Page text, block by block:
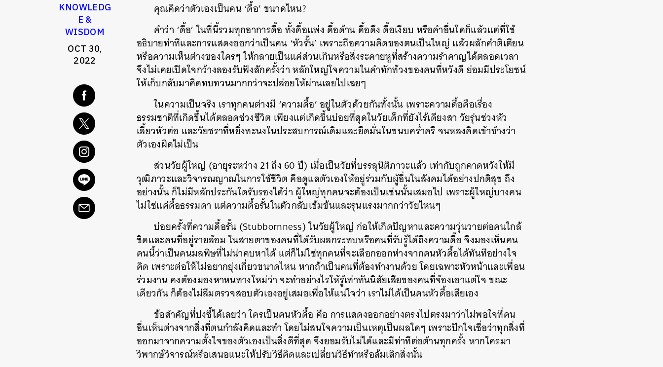
KNOWLEDG
E &
WISDOM
OCT 30,
2022
คุณคิดว่าตัวเองเป็นคน ‘ดื้อ’ ขนาดไหน?
คำว่า ‘ดื้อ’ ในที่นี้รวมทุกอาการดื้อ ทั้งดื้อแพ่ง ดื้อด้าน ดื้อดึง ดื้อเงียบ หรือคำอื่นใดก็แล้วแต่ที่ใช้
อธิบายท่าทีและการแสดงออกว่าเป็นคน ‘หัวรั้น’ เพราะถือความคิดของตนเป็นใหญ่ แล้วผลักคำติเตียน
หรือความเห็นต่างของใครๆ ให้กลายเป็นแค่ส่วนเกินหรือสิ่งระคายหูที่สร้างความรำคาญได้ตลอดเวลา
จึงไม่เคยเปิดใจกว้างลองรับฟังสักครั้งว่า หลักใหญ่ใจความในคำทักท้วงของคนที่หวังดี ย่อมมีประโยชน์
ให้เก็บกลับมาคิดทบทวนมากกว่าจะปล่อยให้ผ่านเลยไปเฉยๆ
ในความเป็นจริง เราทุกคนต่างมี ‘ความดื้อ’ อยู่ในตัวด้วยกันทั้งนั้น เพราะความดื้อคือเรื่อง
ธรรมชาติที่เกิดขึ้นได้ตลอดช่วงชีวิต เพียงแต่เกิดขึ้นบ่อยที่สุดในวัยเด็กที่ยังไร้เดียงสา วัยรุ่นช่วงหัว
เลี้ยวหัวต่อ และวัยชราที่หยิ่งทะนงในประสบการณ์เดิมและยึดมั่นในขนบคร่ำครึ จนหลงคิดเข้าข้างว่า
ตัวเองผิดไม่เป็น
ส่วนวัยผู้ใหญ่ (อายุระหว่าง 21 ถึง 60 ปี) เมื่อเป็นวัยที่บรรลุนิติภาวะแล้ว เท่ากับถูกคาดหวังให้มี
วุฒิภาวะและวิจารณญาณในการใช้ชีวิต คือดูแลตัวเองให้อยู่ร่วมกับผู้อื่นในสังคมได้อย่างปกติสุข ถึง
อย่างนั้น ก็ไม่มีหลักประกันใดรับรองได้ว่า ผู้ใหญ่ทุกคนจะต้องเป็นเช่นนั้นเสมอไป เพราะผู้ใหญ่บางคน
ไม่ใช่แค่ดื้อธรรมดา แต่ความดื้อรั้นในตัวกลับเข้มข้นและรุนแรงมากกว่าวัยไหนๆ
บ่อยครั้งที่ความดื้อรั้น (Stubbornness) ในวัยผู้ใหญ่ ก่อให้เกิดปัญหาและความวุ่นวายต่อคนใกล้
ชิดและคนที่อยู่รายล้อม ในสายตาของคนที่ได้รับผลกระทบหรือคนที่รับรู้ได้ถึงความดื้อ จึงมองเห็นคน
คนนี้ว่าเป็นคนมลพิษที่ไม่น่าคบหาได้ แต่ก็ไม่ใช่ทุกคนที่จะเลือกออกห่างจากคนหัวดื้อได้ทันทีอย่างใจ
คิด เพราะต่อให้ไม่อยากยุ่งเกี่ยวขนาดไหน หากถ้าเป็นคนที่ต้องทำงานด้วย โดยเฉพาะหัวหน้าและเพื่อน
ร่วมงาน คงต้องมองหาหนทางใหม่ว่า จะทำอย่างไรให้รู้เท่าทันนิสัยเสียของคนที่จ้องเอาแต่ใจ ขณะ
เดียวกัน ก็ต้องไม่ลืมตรวจสอบตัวเองอยู่เสมอเพื่อให้แน่ใจว่า เราไม่ได้เป็นคนหัวดื้อเสียเอง
ข้อสำคัญที่บ่งชี้ได้เลยว่า ใครเป็นคนหัวดื้อ คือ การแสดงออกอย่างตรงไปตรงมาว่าไม่พอใจที่คน
อื่นเห็นต่างจากสิ่งที่ตนกำลังคิดและทำ โดยไม่สนใจความเป็นเหตุเป็นผลใดๆ เพราะปักใจเชื่อว่าทุกสิ่งที่
ออกมาจากความตั้งใจของตัวเองเป็นสิ่งดีที่สุด จึงยอมรับไม่ได้และมีท่าทีต่อต้านทุกครั้ง หากใครมา
วิพากษ์วิจารณ์หรือเสนอแนะให้ปรับวิธีคิดและเปลี่ยนวิธีทำหรือล้มเลิกสิ่งนั้น